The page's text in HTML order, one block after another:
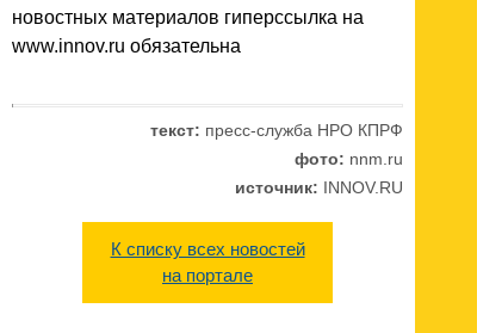
новостных материалов гиперссылка на
www.innov.ru обязательна
текст: пресс-служба НРО КПРФ
фото: nnm.ru
источник: INNOV.RU
К списку всех новостей
на портале